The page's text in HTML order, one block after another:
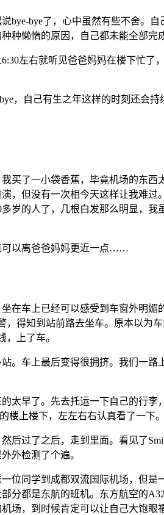
bye-bye了，心中虽然有些不舍
种懒惰的原因，自己都未能全部完
左右就听见爸爸妈妈在楼下忙
，自己有生之年这样的时刻还会
了一小袋香蕉，毕竟机场的东
，但没有一次相今天这样让我难
岁的人了，几根白发那么明显，
可以离爸爸妈妈更近一点……
在车上已经可以感受到车窗外明
得知到站前路去坐车。原本以为
上了车。
。车上最后变得很拥挤。我们一
太早了。先去托运一下自己的行
上楼下，左左右右认真看了一下
后过了之后，走到里面。看见了
外检测了个遍。
位同学到成都双流国际机场，但
分都是东航的班机。东方航空的
，到时候肯定可以让自己大饱眼